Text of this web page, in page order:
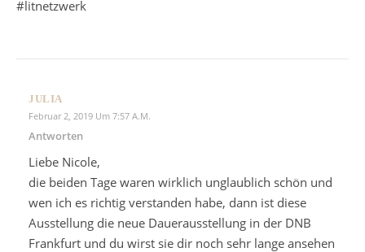
#litnetzwerk
JULIA
Februar 2, 2019 Um 7:57 A.m.
Antworten
Liebe Nicole,
die beiden Tage waren wirklich unglaublich schön und
wen ich es richtig verstanden habe, dann ist diese
Ausstellung die neue Dauerausstellung in der DNB
Frankfurt und du wirst sie dir noch sehr lange ansehen